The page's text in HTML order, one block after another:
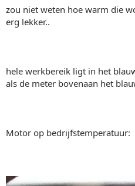
zou niet weten hoe warm die
erg lekker..
hele werkbereik ligt in het
als de meter bovenaan het
Motor op bedrijfstemperatuur: